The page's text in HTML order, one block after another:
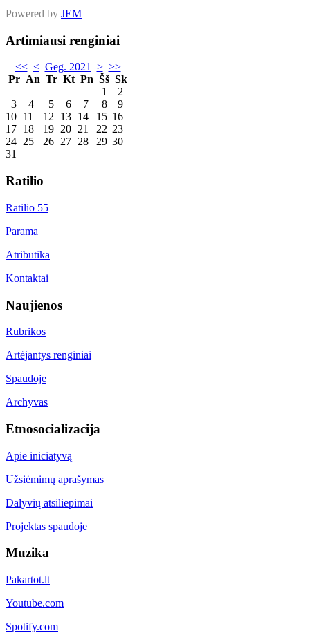
Powered by JEM
Artimiausi renginiai
<< < Geg. 2021 > >>
Pr An Tr Kt Pn Šš Sk
1
2
3
4 5 6 7 8
9
10 11 12 13 14 15 16
17 18 19 20 21 22 23
24 25 26 27 28 29 30
31
Ratilio
Ratilio 55
Parama
Atributika
Kontaktai
Naujienos
Rubrikos
Artėjantys renginiai
Spaudoje
Archyvas
Etnosocializacija
Apie iniciatyvą
Užsiėmimų aprašymas
Dalyvių atsiliepimai
Projektas spaudoje
Muzika
Pakartot.lt
Youtube.com
Spotify.com